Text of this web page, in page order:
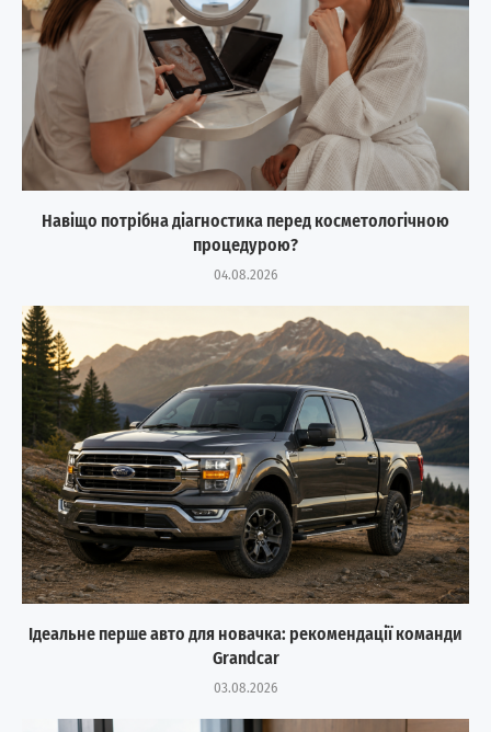
Навіщо потрібна діагностика перед косметологічною
процедурою?
04.08.2026
Ідеальне перше авто для новачка: рекомендації команди
Grandcar
03.08.2026